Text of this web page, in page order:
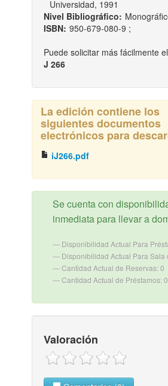
Universidad, 1991
Nivel Bibliográfico:
ISBN: 950-679-080-9 ;
Puede solicitar más fácilmente
J 266
La edición contiene los
siguientes documentos
electrónicos para
iJ266.pdf
Se cuenta con
inmediata para llevar a
Disponibilidad Actual Para
Disponibilidad Actual Para Sala
Cantidad Actual de Reservas: 0
Cantidad Actual de Préstamos: 0
Valoración